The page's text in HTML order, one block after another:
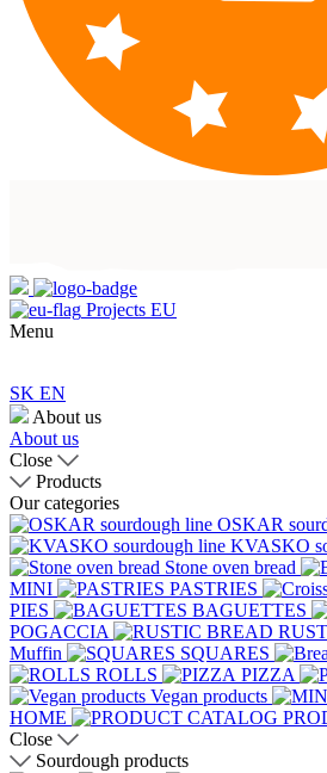
Projects EU
Menu
SK EN
About us
About us
Close
Products
Our categories
OSKAR
KVASKO
Stone oven bread
MINI
PASTRIES
PIES
BAGUETTES
POGACCIA
Muffin
SQUARES
ROLLS
PIZZA
Vegan products
HOME
Close
Sourdough products